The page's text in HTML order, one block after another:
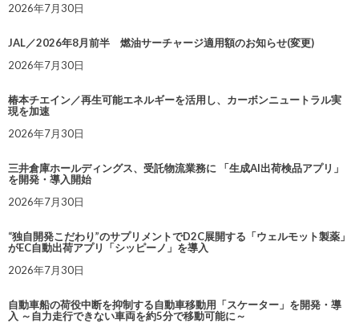
2026年7月30日
JAL／2026年8月前半 燃油サーチャージ適用額のお知らせ(変更)
2026年7月30日
椿本チエイン／再生可能エネルギーを活用し、カーボンニュートラル実
現を加速
2026年7月30日
三井倉庫ホールディングス、受託物流業務に 「生成AI出荷検品アプリ」
を開発・導入開始
2026年7月30日
“独自開発こだわり”のサプリメントでD2C展開する「ウェルモット製薬」
がEC自動出荷アプリ「シッピーノ」を導入
2026年7月30日
自動車船の荷役中断を抑制する自動車移動用「スケーター」を開発・導
入 ～自力走行できない車両を約5分で移動可能に～